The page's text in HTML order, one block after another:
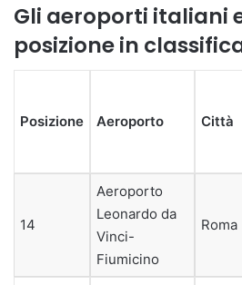
Gli aeroporti italiani
posizione in
Posizione Aeroporto Città
14
Aeroporto
Leonardo da
Vinci-
Fiumicino
Roma